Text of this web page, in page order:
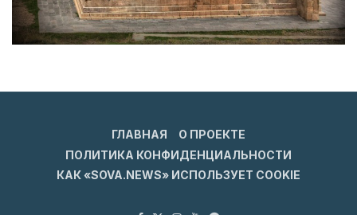
ГЛАВНАЯ
О ПРОЕКТЕ
ПОЛИТИКА КОНФИДЕНЦИАЛЬНОСТИ
КАК «SOVA.NEWS» ИСПОЛЬЗУЕТ COOKIE